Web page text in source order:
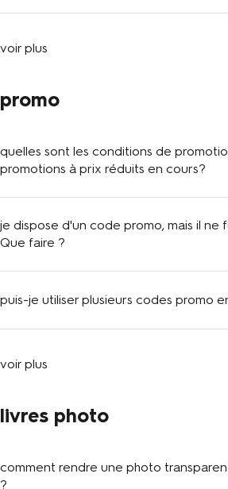
voir plus
promo
quelles sont les conditions de
promotions à prix réduits en cours?
je dispose d'un code promo, mais il ne
Que faire ?
puis-je utiliser plusieurs codes promo
voir plus
livres photo
comment rendre une photo
?